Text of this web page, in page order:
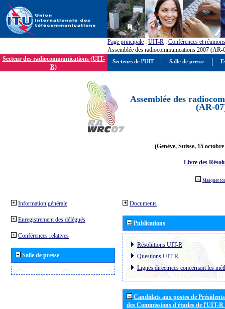
Page principale : UIT-R : Conférences et réunions
Assemblée des radiocommunications 2007 (AR-
Secteur des radiocommunications (UIT-
R)
Assemblée des
(AR-
(Genève, Suisse, 15
Livre des
Masquer
Information générale
Enregistrement des délégués
Conférences relatives
Salle de presse
Documents
Publications
Résolutions UIT-R
Questions UIT-R
Lignes directrices concernant les
Candidats aux postes de
des Commissions d'études de l'UIT-
Secteurs de l'UIT Salle de presse